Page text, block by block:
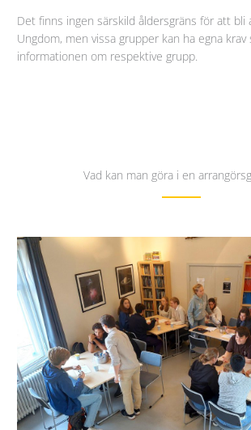
Det finns ingen särskild åldersgräns för att bli
Ungdom, men vissa grupper kan ha egna krav
informationen om respektive grupp.
Vad kan man göra i en